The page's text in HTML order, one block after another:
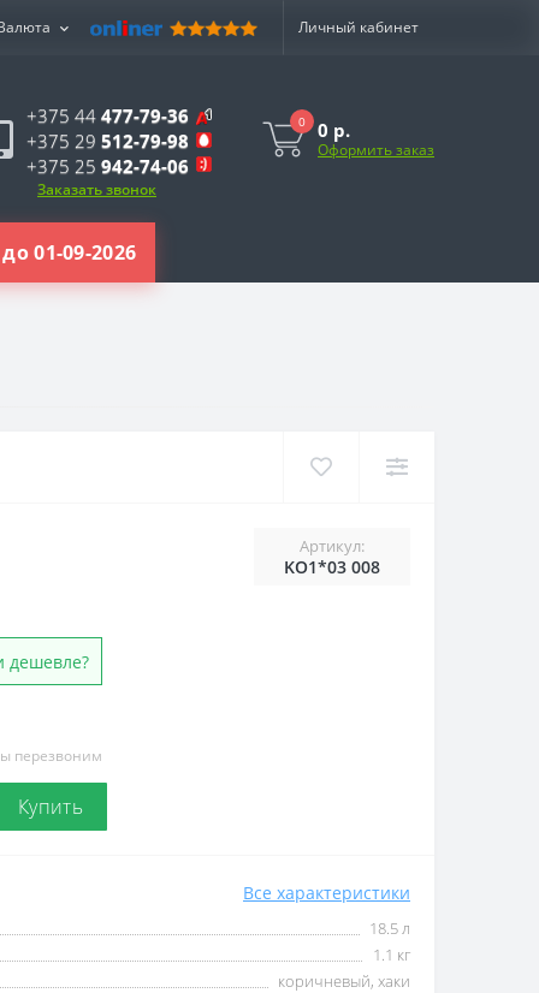
Личный кабинет
+375 44 477-79-36
+375 29 512-79-98
+375 25 942-74-06
Заказать звонок
0 0 р.
Оформить заказ
01-09-2026
Артикул:
KO1*03 008
дешевле?
перезвоним
Купить
Все характеристики
18.5 л
1.1 кг
коричневый, хаки